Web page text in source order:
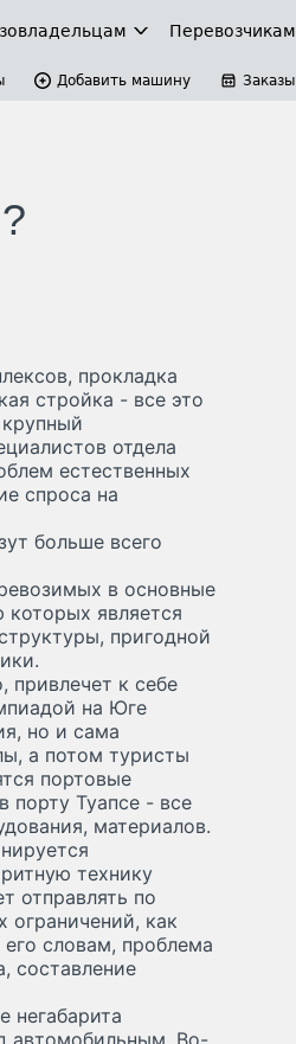
Перевозчикам
Добавить машину Заказы
прокладка
стройка - все это
отдела
естественных
спроса на
больше всего
в основные
является
пригодной
привлечет к себе
на Юге
но и сама
а потом туристы
портовые
порту Туапсе - все
материалов.
технику
отправлять по
ограничений, как
словам, проблема
составление
негабарита